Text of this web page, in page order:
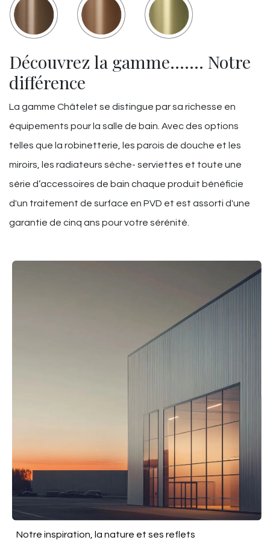
Découvrez la gamme……. Notre
différence
La gamme Châtelet se distingue par sa richesse en
équipements pour la salle de bain. Avec des options
telles que la robinetterie, les parois de douche et les
miroirs, les radiateurs sèche- serviettes et toute une
série d’accessoires de bain chaque produit bénéficie
d'un traitement de surface en PVD et est assorti d'une
garantie de cinq ans pour votre sérénité.
Notre inspiration, la nature et ses reflets